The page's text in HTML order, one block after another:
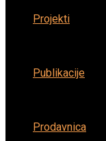
Projekti
Publikacije
Prodavnica